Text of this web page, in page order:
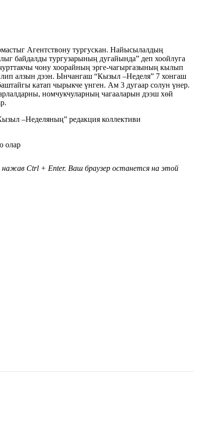
Агентствону тургускан. Найысылалдың
байдалды тургузарының дугайында” деп хоойлуга
чону хоорайның эрге-чагыргазының кылып
алзын дээн. Ынчангаш “Кызыл –Неделя” 7 хонгаш
катап чырыкче үнген. Ам 3 дугаар солун үнер.
номчукчуларның чагааларын дээш хөй
–Неделяның” редакция коллективи
олар
Ctrl + Enter. Ваш браузер останется на этой